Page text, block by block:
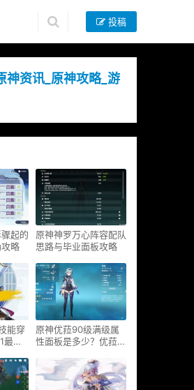
投稿
神资讯_原神攻略_游
起的
略
原神神罗万心阵容配队
思路与毕业面板攻略
能穿
最新
原神优菈90级满级属
性面板是多少？优菈大